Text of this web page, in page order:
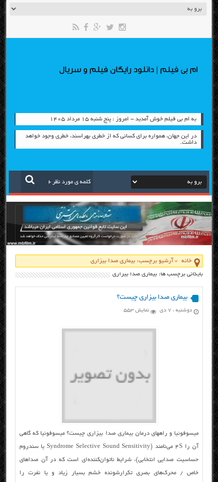
ام بی فیلم | دانلود رایگان فیلم و سریال
به ام بی فیلم خوش آمدید - امروز : پنج شنبه ۱۵ مرداد ۱۴۰۵
در این جهان، همواره برای كسانی كه از خطری بهراسند، خطری وجود خواهد
داشت.
خانه » آرشیو برچسب: بیماری صدا بیزاری
بایگانی برچسب ها: بیماری صدا بیزاری
بیماری صدا بیزاری چیست؟
دوشنبه ، ۷ دی نمایش 553
میسوفونیا و راههای درمان بیماری صدا بیزاری چیست؟ میسوفونیا که گاهی
آن را ۴S می‌نامند (Syndrome Selective Sound Sensitivity یا سندروم
حساسیت صدایی انتخابی)، شرایط ناتوان‌کننده‌ای است که در آن صداهای
خاص / محرک‌های بصری تکرارشونده خشم بسیار زیاد و یا نفرت را